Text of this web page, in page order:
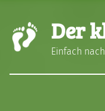
Der
Einfach